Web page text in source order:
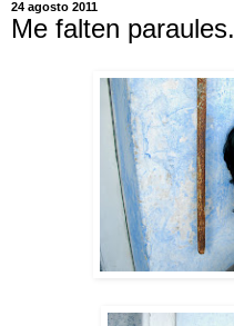
24 agosto 2011
Me falten paraules.